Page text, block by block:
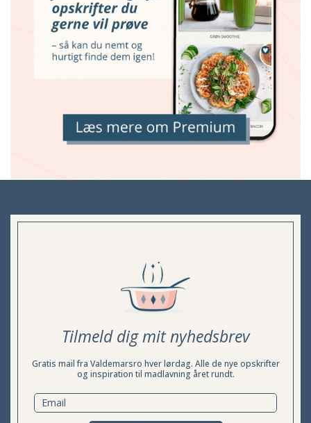
Tilmeld dig mit nyhedsbrev
Gratis mail fra Valdemarsro hver lørdag. Alle de nye opskrifter
og inspiration til madlavning året rundt.